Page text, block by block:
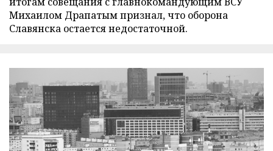
Михаилом Драпатым признал, что оборона
Славянска остается недостаточной.